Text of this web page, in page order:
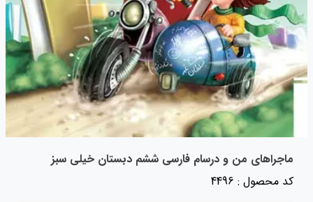
ماجراهای من و درسام فارسی ششم دبستان خیلی سبز
کد محصول : 4496